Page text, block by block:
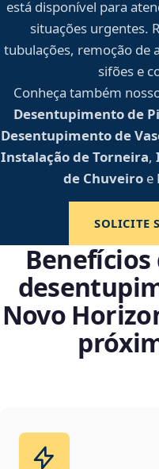
está disponível para
situações urgentes.
tubulações, remoção de
sifões e
Conheça também
Desentupimento de
Desentupimento de
Instalação de Torneira,
de Chuveiro e
SOLICITE
Novo